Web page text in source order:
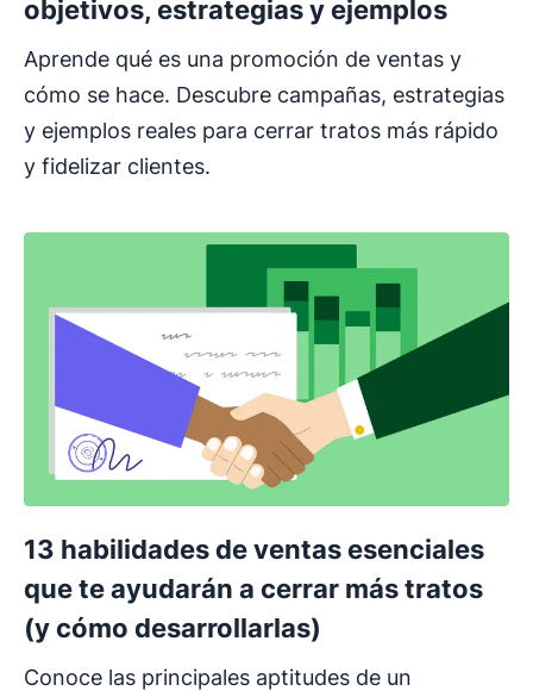
objetivos, estrategias y ejemplos
Aprende qué es una promoción de ventas y
cómo se hace. Descubre campañas, estrategias
y ejemplos reales para cerrar tratos más rápido
y fidelizar clientes.
13 habilidades de ventas esenciales
que te ayudarán a cerrar más tratos
(y cómo desarrollarlas)
Conoce las principales aptitudes de un